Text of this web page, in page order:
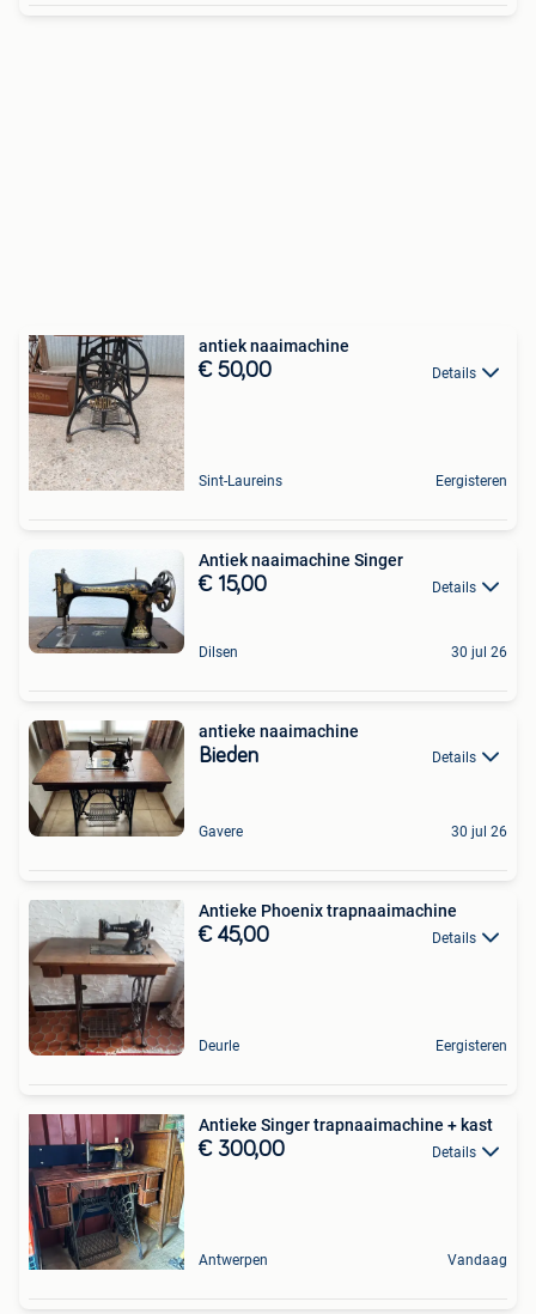
antiek naaimachine
€ 50,00 Details
Sint-Laureins Eergisteren
Antiek naaimachine Singer
€ 15,00 Details
Dilsen 30 jul 26
antieke naaimachine
Bieden Details
Gavere 30 jul 26
Antieke Phoenix trapnaaimachine
€ 45,00 Details
Deurle Eergisteren
Antieke Singer trapnaaimachine + kast
€ 300,00 Details
Antwerpen Vandaag